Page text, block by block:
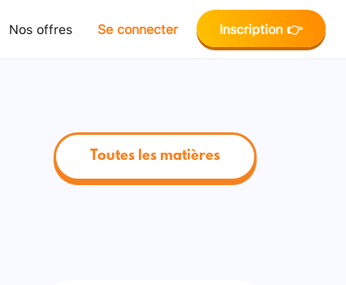
Nos offres Se connecter Inscription 👉
Toutes les matières